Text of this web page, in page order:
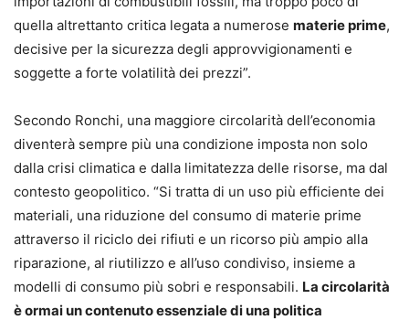
quella altrettanto critica legata a numerose materie prime,
decisive per la sicurezza degli approvvigionamenti e
soggette a forte volatilità dei prezzi”.
Secondo Ronchi, una maggiore circolarità dell’economia
diventerà sempre più una condizione imposta non solo
dalla crisi climatica e dalla limitatezza delle risorse, ma dal
contesto geopolitico. “Si tratta di un uso più efficiente dei
materiali, una riduzione del consumo di materie prime
attraverso il riciclo dei rifiuti e un ricorso più ampio alla
riparazione, al riutilizzo e all’uso condiviso, insieme a
modelli di consumo più sobri e responsabili. La circolarità
è ormai un contenuto essenziale di una politica